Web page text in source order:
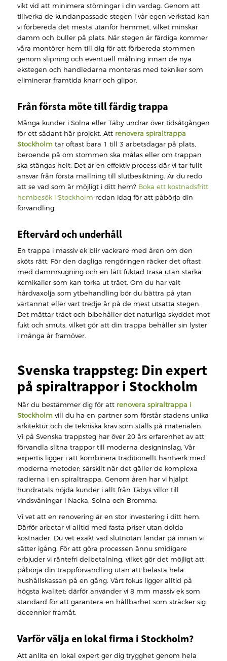
vikt vid att minimera störningar i din vardag. Genom att
tillverka de kundanpassade stegen i vår egen verkstad kan
vi förbereda det mesta utanför hemmet, vilket minskar
damm och buller på plats. När stegen är färdiga kommer
våra montörer hem till dig för att förbereda stommen
genom slipning och eventuell målning innan de nya
ekstegen och handledarna monteras med tekniker som
eliminerar framtida knarr och glipor.
Från första möte till färdig trappa
Många kunder i Solna eller Täby undrar över tidsåtgången
för ett sådant här projekt. Att renovera spiraltrappa
Stockholm tar oftast bara 1 till 3 arbetsdagar på plats,
beroende på om stommen ska målas eller om trappan
ska stängas helt. Det är en effektiv process där vi tar fullt
ansvar från första mallning till slutbesiktning. Är du redo
att se vad som är möjligt i ditt hem? Boka ett kostnadsfritt
hembesök i Stockholm redan idag för att påbörja din
förvandling.
Eftervård och underhåll
En trappa i massiv ek blir vackrare med åren om den
sköts rätt. För den dagliga rengöringen räcker det oftast
med dammsugning och en lätt fuktad trasa utan starka
kemikalier som kan torka ut träet. Om du har valt
hårdvaxolja som ytbehandling bör du bättra på ytan
vartannat eller vart tredje år på de mest utsatta stegen.
Det mättar träet och bibehåller det naturliga skyddet mot
fukt och smuts, vilket gör att din trappa behåller sin lyster
i många år framöver.
Svenska trappsteg: Din expert
på spiraltrappor i Stockholm
När du bestämmer dig för att renovera spiraltrappa i
Stockholm vill du ha en partner som förstår stadens unika
arkitektur och de tekniska krav som ställs på materialen.
Vi på Svenska trappsteg har över 20 års erfarenhet av att
förvandla slitna trappor till moderna designinslag. Vår
expertis ligger i att kombinera traditionellt hantverk med
moderna metoder; särskilt när det gäller de komplexa
radierna i en spiraltrappa. Genom åren har vi hjälpt
hundratals nöjda kunder i allt från Täbys villor till
vindsvåningar i Nacka, Solna och Bromma.
Vi vet att en renovering är en stor investering i ditt hem.
Därför arbetar vi alltid med fasta priser utan dolda
kostnader. Du vet exakt vad slutnotan landar på innan vi
sätter igång. För att göra processen ännu smidigare
erbjuder vi räntefri delbetalning, vilket gör det möjligt att
påbörja din trappförvandling utan att belasta hela
hushållskassan på en gång. Vårt fokus ligger alltid på
högsta kvalitet; därför använder vi 8 mm massiv ek som
standard för att garantera en hållbarhet som sträcker sig
decennier framåt.
Varför välja en lokal firma i Stockholm?
Att anlita en lokal expert ger dig trygghet genom hela